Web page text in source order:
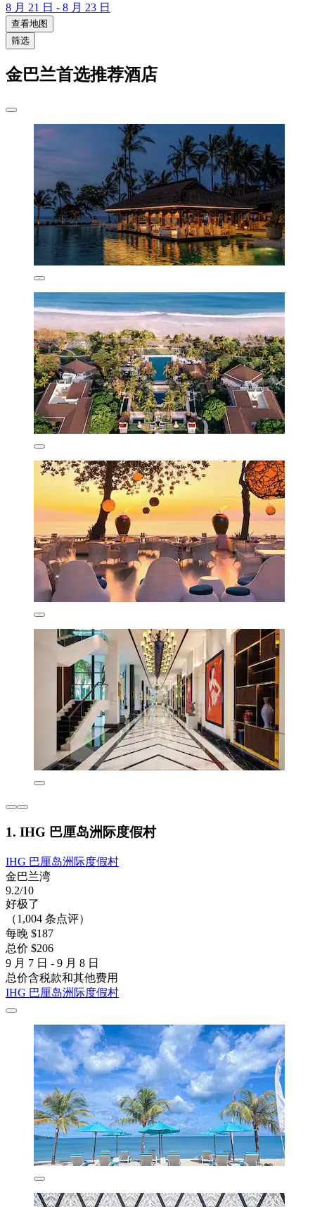
8 月 21 日 - 8 月 23 日
查看地图
筛选
金巴兰首选推荐酒店
1. IHG 巴厘岛洲际度假村
IHG 巴厘岛洲际度假村
金巴兰湾
9.2/10
好极了
（1,004 条点评）
每晚 $187
总价 $206
9 月 7 日 - 9 月 8 日
总价含税款和其他费用
IHG 巴厘岛洲际度假村